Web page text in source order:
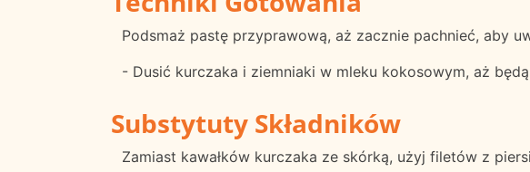
Podsmaż pastę przyprawową, aż zacznie pachnieć, aby
- Dusić kurczaka i ziemniaki w mleku kokosowym, aż
Substytuty Składników
Zamiast kawałków kurczaka ze skórką, użyj filetów z